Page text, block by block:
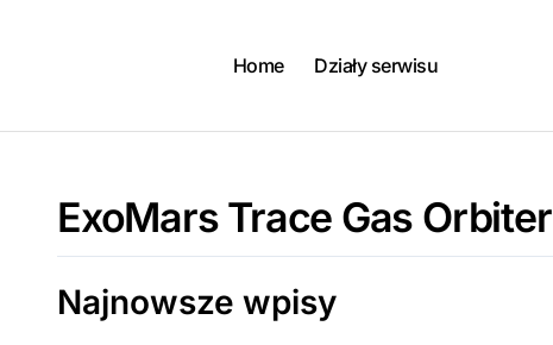
Home Działy serwisu
ExoMars Trace Gas Orbiter
Najnowsze wpisy